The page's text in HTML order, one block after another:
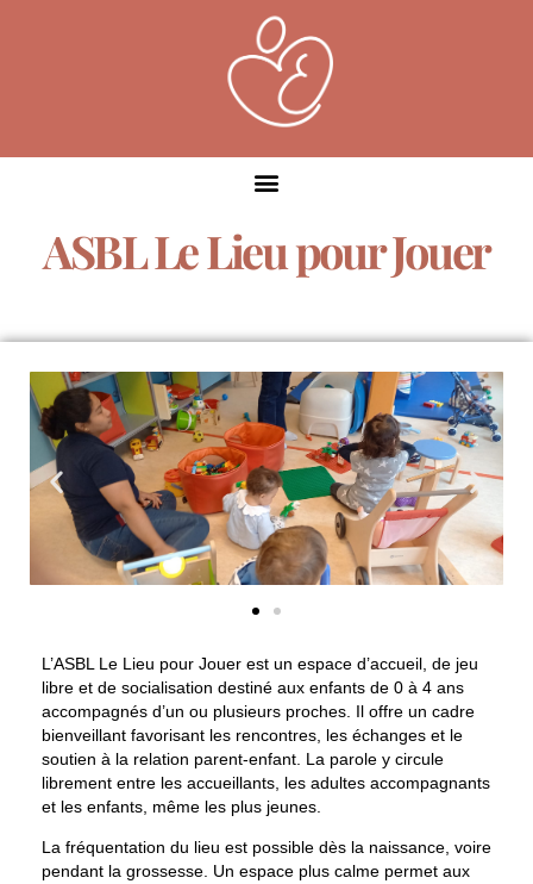
ASBL Le Lieu pour Jouer
L’ASBL Le Lieu pour Jouer est un espace d’accueil, de jeu
libre et de socialisation destiné aux enfants de 0 à 4 ans
accompagnés d’un ou plusieurs proches . Il offre un cadre
bienveillant favorisant les rencontres, les échanges et le
soutien à la relation parent-enfant . La parole y circule
librement entre les accueillants, les adultes accompagnants
et les enfants, même les plus jeunes.
La fréquentation du lieu est possible dès la naissance, voire
pendant la grossesse. Un espace plus calme permet aux